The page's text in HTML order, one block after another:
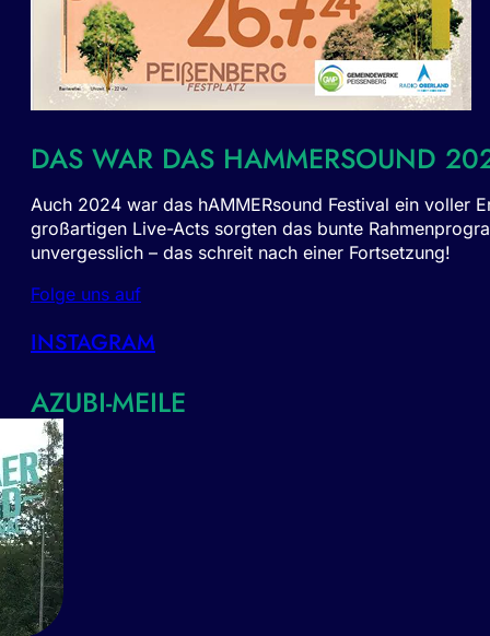
DAS WAR DAS HAMMERSOUND
Auch 2024 war das hAMMERsound Festival ein voller
großartigen Live-Acts sorgten das bunte
unvergesslich – das schreit nach einer Fortsetzung!
Folge uns auf
INSTAGRAM
AZUBI-MEILE